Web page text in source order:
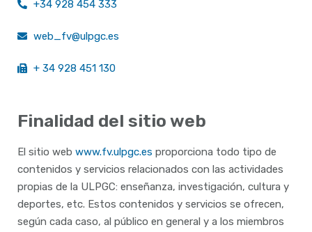
+34 928 454 333
web_fv@ulpgc.es
+ 34 928 451 130
Finalidad del sitio web
El sitio web www.fv.ulpgc.es proporciona todo tipo de
contenidos y servicios relacionados con las actividades
propias de la ULPGC: enseñanza, investigación, cultura y
deportes, etc. Estos contenidos y servicios se ofrecen,
según cada caso, al público en general y a los miembros